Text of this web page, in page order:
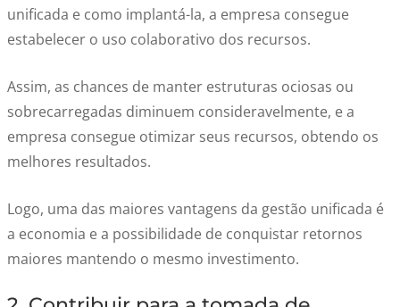
unificada e como implantá-la, a empresa consegue
estabelecer o uso colaborativo dos recursos.
Assim, as chances de manter estruturas ociosas ou
sobrecarregadas diminuem consideravelmente, e a
empresa consegue otimizar seus recursos, obtendo os
melhores resultados.
Logo, uma das maiores vantagens da gestão unificada é
a economia e a possibilidade de conquistar retornos
maiores mantendo o mesmo investimento.